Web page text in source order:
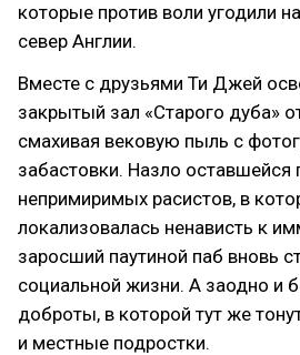
которые против воли угодили
север Англии.
Вместе с друзьями Ти Джей
закрытый зал «Старого дуба»
смахивая вековую пыль с
забастовки. Назло оставшейся
непримиримых расистов, в
локализовалась ненависть к
заросший паутиной паб вновь
социальной жизни. А заодно и
доброты, в которой тут же
и местные подростки.